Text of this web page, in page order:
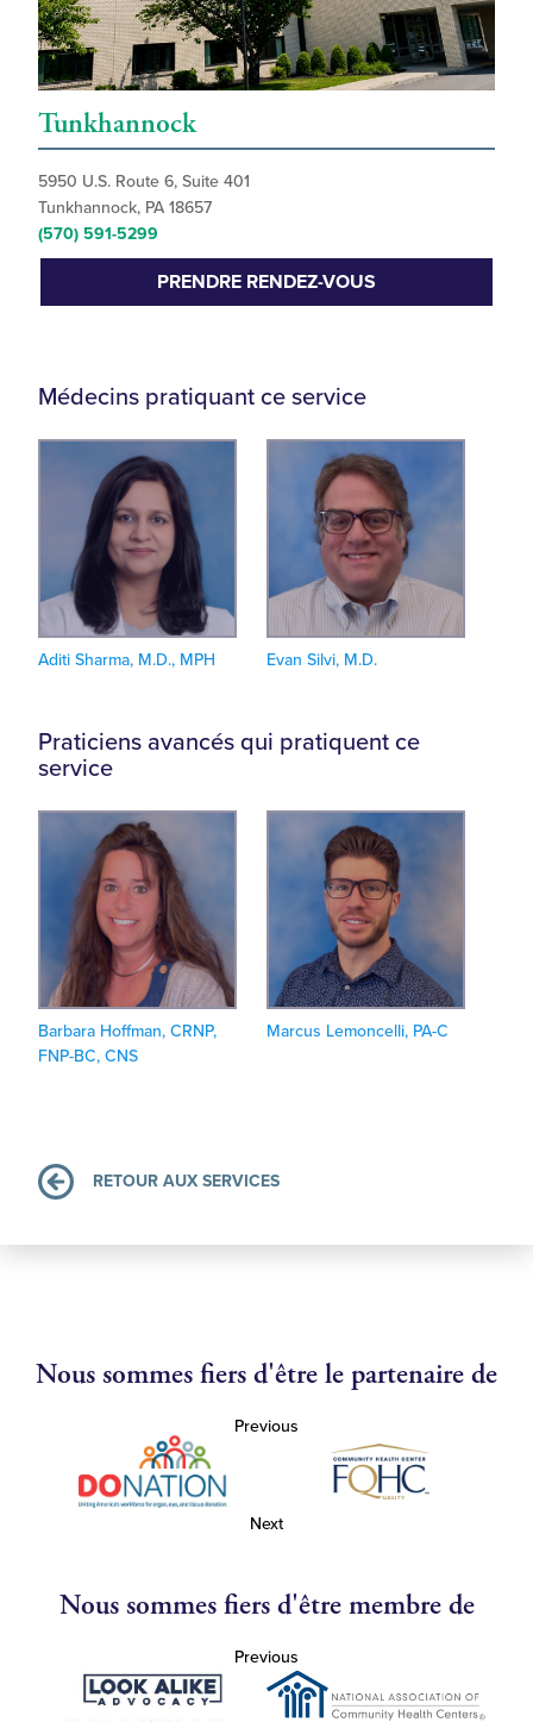
Tunkhannock
5950 U.S. Route 6, Suite 401
Tunkhannock, PA 18657
(570) 591-5299
PRENDRE RENDEZ-VOUS
Médecins pratiquant ce service
Aditi Sharma, M.D., MPH Evan Silvi, M.D.
Praticiens avancés qui pratiquent ce
service
Barbara Hoffman, CRNP,
FNP-BC, CNS
Marcus Lemoncelli, PA-C
RETOUR AUX SERVICES
Nous sommes fiers d'être le partenaire de
Previous
Next
Nous sommes fiers d'être membre de
Previous